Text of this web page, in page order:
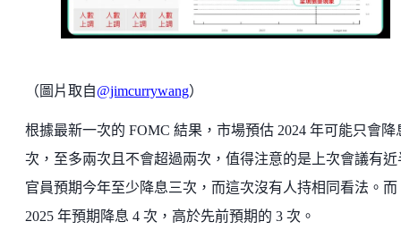
（圖片取自@jimcurrywang）
根據最新一次的 FOMC 結果，市場預估 2024 年可能只會降
次，至多兩次且不會超過兩次，值得注意的是上次會議有近
官員預期今年至少降息三次，而這次沒有人持相同看法。而
2025 年預期降息 4 次，高於先前預期的 3 次。